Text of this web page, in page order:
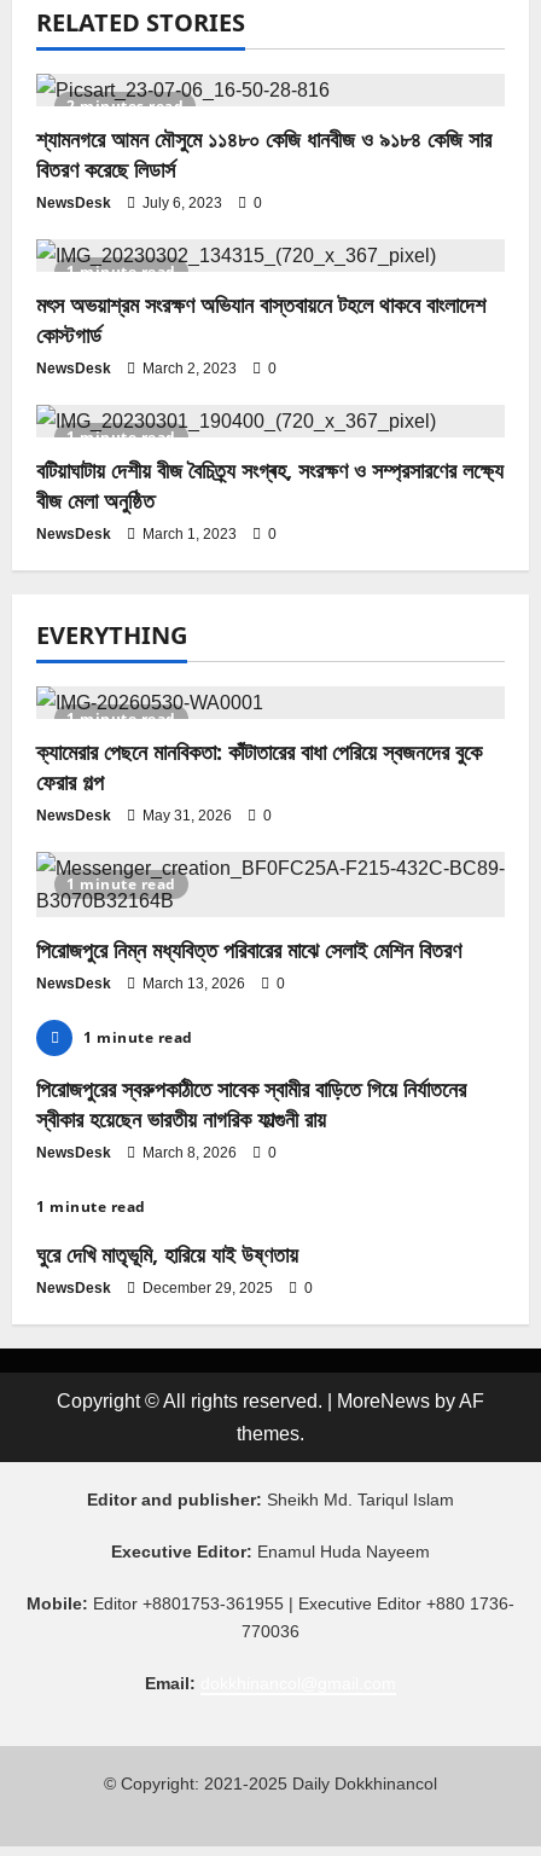
RELATED STORIES
2 minutes read
শ্যামনগরে আমন মৌসুমে ১১৪৮০ কেজি ধানবীজ ও ৯১৮৪ কেজি সার
বিতরণ করেছে লিডার্স
NewsDesk July 6, 2023 0
1 minute read
মৎস অভয়াশ্রম সংরক্ষণ অভিযান বাস্তবায়নে টহলে থাকবে বাংলাদেশ
কোস্টগার্ড
NewsDesk March 2, 2023 0
1 minute read
বটিয়াঘাটায় দেশীয় বীজ বৈচিত্র্য সংগ্ৰহ, সংরক্ষণ ও সম্প্রসারণের লক্ষ্যে
বীজ মেলা অনুষ্ঠিত
NewsDesk March 1, 2023 0
EVERYTHING
1 minute read
ক্যামেরার পেছনে মানবিকতা: কাঁটাতারের বাধা পেরিয়ে স্বজনদের বুকে
ফেরার গল্প
NewsDesk May 31, 2026 0
1 minute read
পিরোজপুরে নিম্ন মধ্যবিত্ত পরিবারের মাঝে সেলাই মেশিন বিতরণ
NewsDesk March 13, 2026 0
1 minute read
পিরোজপুরের স্বরুপকাঠীতে সাবেক স্বামীর বাড়িতে গিয়ে নির্যাতনের
স্বীকার হয়েছেন ভারতীয় নাগরিক ফাল্গুনী রায়
NewsDesk March 8, 2026 0
1 minute read
ঘুরে দেখি মাতৃভূমি, হারিয়ে যাই উষ্ণতায়
NewsDesk December 29, 2025 0
Copyright © All rights reserved. MoreNews by AF
themes.
Editor and publisher: Sheikh Md. Tariqul Islam
Executive Editor: Enamul Huda Nayeem
Mobile: Editor +8801753-361955 | Executive Editor +880 1736-
770036
Email:
© Copyright: 2021-2025 Daily Dokkhinancol